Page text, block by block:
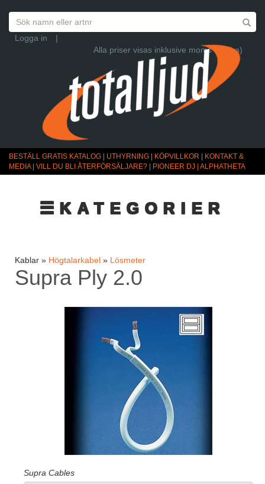
Logga in
|
Alla priser visas inklusive moms (Ändra)
BESTÄLL GRATIS KATALOG UTHYRNING KÖPVILLKOR
KONTAKT &
MEDIA| VILL DU BLI ÅTERFÖRSÄLJARE? PIONEER DJ | ALPHATHETA
☰KATEGORIER
Kablar » Högtalarkabel » Lösmeter
Supra Ply 2.0
Supra Cables